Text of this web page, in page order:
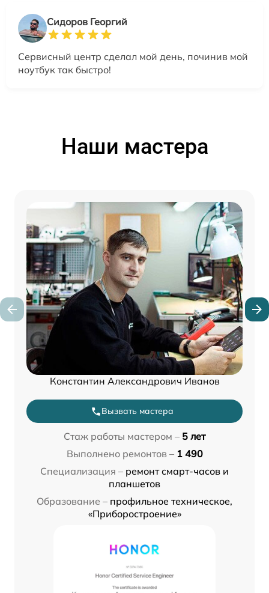
Сидоров Георгий
Сервисный центр сделал мой день, починив мой
ноутбук так быстро!
Наши мастера
Константин Александрович Иванов
Вызвать мастера
Стаж работы мастером – 5 лет
Выполнено ремонтов – 1 490
Специализация – ремонт смарт-часов и
планшетов
Образование – профильное техническое,
«Приборостроение»